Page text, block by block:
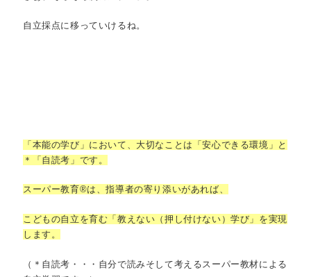
自立採点に移っていけるね。
「本能の学び」において、大切なことは「安心できる環境」と
＊「自読考」です。
スーパー教育®は、指導者の寄り添いがあれば、
こどもの自立を育む「教えない（押し付けない）学び」を実現
します。
（＊自読考・・・自分で読みそして考えるスーパー教材による